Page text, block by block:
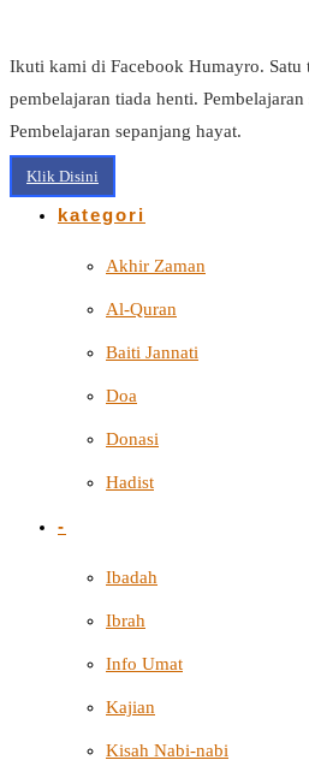
Ikuti kami di Facebook Humayro. Satu
pembelajaran tiada henti. Pembelajaran
Pembelajaran sepanjang hayat.
Klik Disini
kategori
Akhir Zaman
Al-Quran
Baiti Jannati
Doa
Donasi
Hadist
-
Ibadah
Ibrah
Info Umat
Kajian
Kisah Nabi-nabi